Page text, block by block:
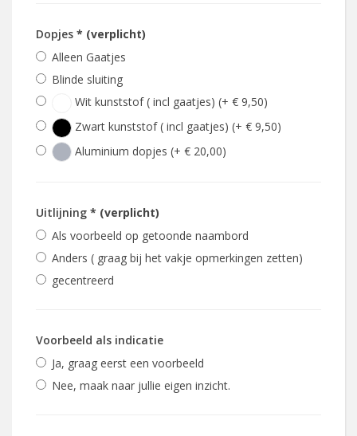
Dopjes * (verplicht)
Alleen Gaatjes
Blinde sluiting
Wit kunststof ( incl gaatjes) (+ € 9,50)
Zwart kunststof ( incl gaatjes) (+ € 9,50)
Aluminium dopjes (+ € 20,00)
Uitlijning * (verplicht)
Als voorbeeld op getoonde naambord
Anders ( graag bij het vakje opmerkingen zetten)
gecentreerd
Voorbeeld als indicatie
Ja, graag eerst een voorbeeld
Nee, maak naar jullie eigen inzicht.